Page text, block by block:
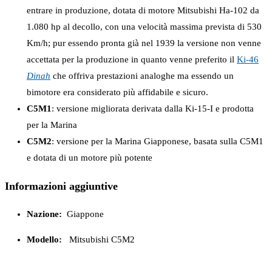
entrare in produzione, dotata di motore Mitsubishi Ha-102 da
1.080 hp al decollo, con una velocità massima prevista di 530
Km/h; pur essendo pronta già nel 1939 la versione non venne
accettata per la produzione in quanto venne preferito il Ki-46
Dinah che offriva prestazioni analoghe ma essendo un
bimotore era considerato più affidabile e sicuro.
C5M1 : versione migliorata derivata dalla Ki-15-I e prodotta
per la Marina
C5M2: versione per la Marina Giapponese, basata sulla C5M1
e dotata di un motore più potente
Informazioni aggiuntive
Nazione: Giappone
Modello: Mitsubishi C5M2